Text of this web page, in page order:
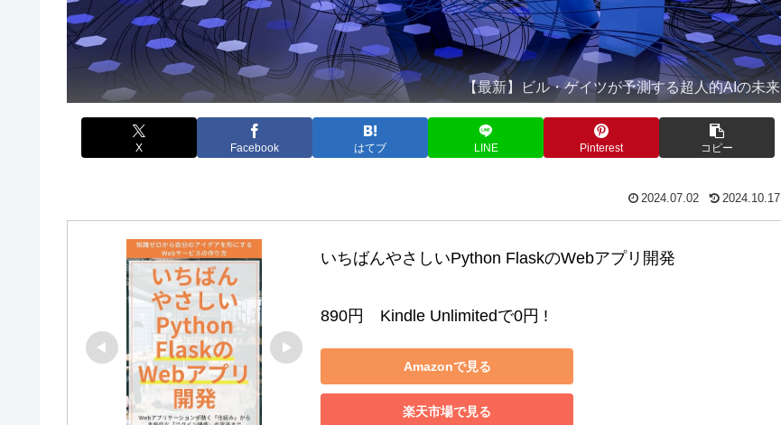
【最新】ビル・ゲイツが予測する超人的AIの未来
X Facebook はてブ LINE Pinterest コピー
2024.07.02 2024.10.17
いちばんやさしいPython FlaskのWebアプリ開発
890円　Kindle Unlimitedで0円 !
Amazonで見る
楽天市場で見る